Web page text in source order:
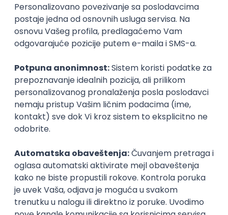
Student625
Student 2. godine
Upis
Testovi znanja
Pogledaj koji testovi znanja ti mogu pomoći za upis na ovaj
fakultet i proveri svoje trenutno znanje iz tih oblasti.
Hemija